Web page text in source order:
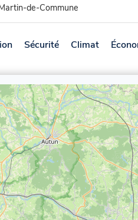
de-Commune
Sécurité Climat